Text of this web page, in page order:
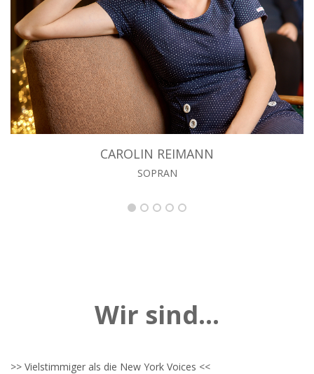
CAROLIN REIMANN
SOPRAN
Wir sind...
>> Vielstimmiger als die New York Voices <<